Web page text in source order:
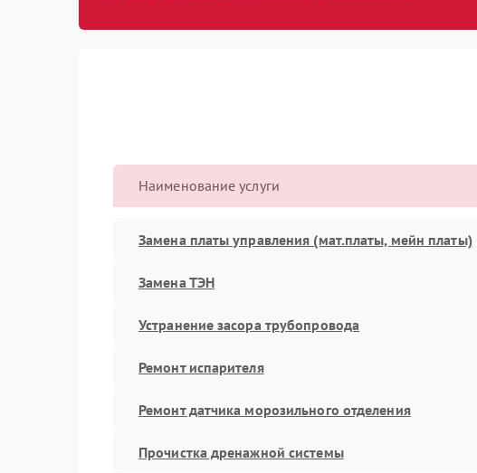
Наименование услуги
Замена платы управления (мат.платы, мейн платы)
Замена ТЭН
Устранение засора трубопровода
Ремонт испарителя
Ремонт датчика морозильного отделения
Прочистка дренажной системы